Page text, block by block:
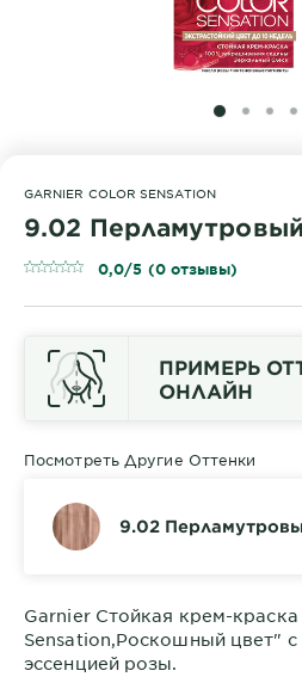
SLIDE 1
GARNIER COLOR SENSATION
9.02
0,0/5 (0 отзывы)
ПРИМЕРЬ
ОНЛАЙН
Посмотреть Другие Оттенки
9.02
Garnier Стойкая крем-
Sensation,Роскошный цвет"
эссенцией розы.